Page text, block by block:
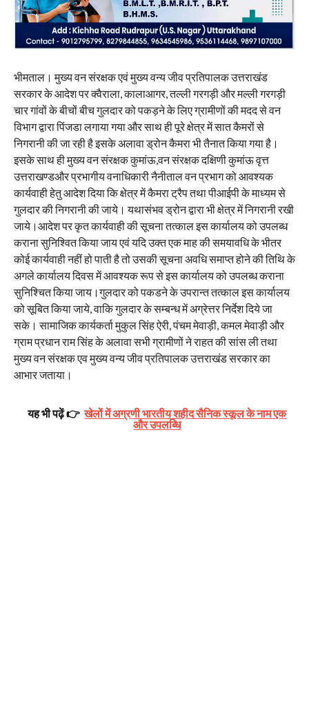
भीमताल। मुख्य वन संरक्षक एवं मुख्य वन्य जीव प्रतिपालक उत्तराखंड
सरकार के आदेश पर क्वैराला, कालाआगर, तल्ली गरगड़ी और मल्ली गरगड़ी
चार गांवों के बीचों बीच गुलदार को पकड़ने के लिए ग्रामीणों की मदद से वन
विभाग द्वारा पिंजडा लगाया गया और साथ ही पूरे क्षेत्र में सात कैमरों से
निगरानी की जा रही है इसके अलावा ड्रोन कैमरा भी तैनात किया गया है।
इसके साथ ही मुख्य वन संरक्षक कुमांऊ,वन संरक्षक दक्षिणी कुमांऊ वृत्त
उत्तराखण्डऔर प्रभागीय वनाधिकारी नैनीताल वन प्रभाग को आवश्यक
कार्यवाही हेतु आदेश दिया कि क्षेत्र में कैमरा ट्रैप तथा पीआईपी के माध्यम से
गुलदार की निगरानी की जाये। यथासंभव ड्रोन द्वारा भी क्षेत्र में निगरानी रखी
जाये।आदेश पर कृत कार्यवाही की सूचना तत्काल इस कार्यालय को उपलब्ध
कराना सुनिश्वित किया जाय एवं यदि उक्त एक माह की समयावधि के भीतर
कोई कार्यवाही नहीं हो पाती है तो उसकी सूचना अवधि समाप्त होने की तिथि के
अगले कार्यालय दिवस में आवश्यक रूप से इस कार्यालय को उपलब्ध कराना
सुनिश्चित किया जाय।गुलदार को पकडने के उपरान्त तत्काल इस कार्यालय
को सूबित किया जाये, वाकि गुलदार के सम्बन्ध में अग्रेत्तर निर्देश दिये जा
सके। सामाजिक कार्यकर्ता मुकुल सिंह ऐरी, पंचम मेवाड़ी, कमल मेवाड़ी और
ग्राम प्रधान राम सिंह के अलावा सभी ग्रामीणों ने राहत की सांस ली तथा
मुख्य वन संरक्षक एव मुख्य वन्य जीव प्रतिपालक उत्तराखंड सरकार का
आभार जताया।
यह भी पढ़ें 👉 खेलों में अग्रणी भारतीय शहीद सैनिक स्कूल के नाम एक
और उपलब्धि